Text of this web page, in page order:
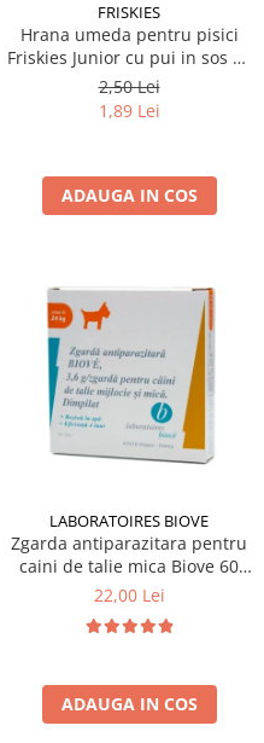
FRISKIES
Hrana umeda pentru pisici
Friskies Junior cu pui in sos 85
gr
2,50 Lei
1,89 Lei
ADAUGA IN COS
LABORATOIRES BIOVE
Zgarda antiparazitara pentru
caini de talie mica Biove 60
cm
22,00 Lei
ADAUGA IN COS